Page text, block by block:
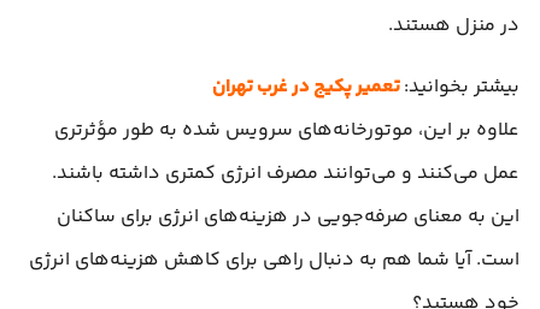
در منزل هستند.
بیشتر بخوانید:تعمیر پکیج در غرب تهران
علاوه بر این، موتورخانه‌های سرویس شده به طور مؤثرتری
عمل می‌کنند و می‌توانند مصرف انرژی کمتری داشته باشند.
این به معنای صرفه‌جویی در هزینه‌های انرژی برای ساکنان
است. آیا شما هم به دنبال راهی برای کاهش هزینه‌های انرژی